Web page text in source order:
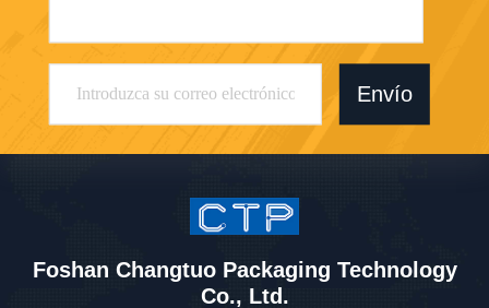
Envío
Foshan Changtuo Packaging Technology
Co., Ltd.